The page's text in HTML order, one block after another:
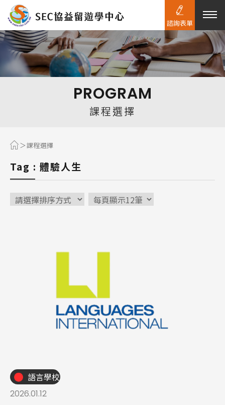
熱門搜尋：
PROGRAM
課程選擇
課程選擇
Tag : 體驗人生
語言學校
2026.01.12
諮詢表單